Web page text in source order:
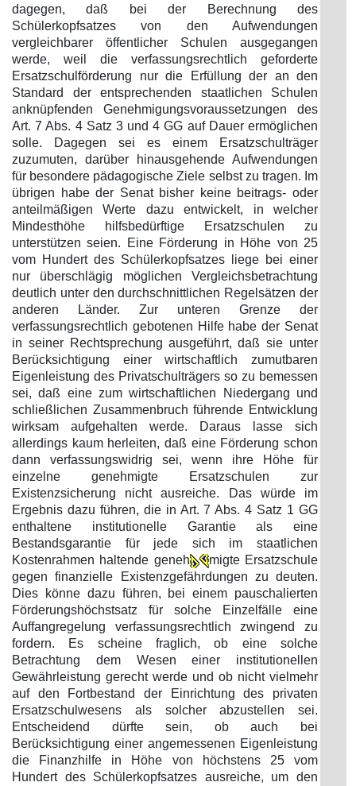
dagegen, daß bei der Berechnung des
Schülerkopfsatzes von den Aufwendungen
vergleichbarer öffentlicher Schulen ausgegangen
werde, weil die verfassungsrechtlich geforderte
Ersatzschulförderung nur die Erfüllung der an den
Standard der entsprechenden staatlichen Schulen
anknüpfenden Genehmigungsvoraussetzungen des
Art. 7 Abs. 4 Satz 3 und 4 GG auf Dauer ermöglichen
solle. Dagegen sei es einem Ersatzschulträger
zuzumuten, darüber hinausgehende Aufwendungen
für besondere pädagogische Ziele selbst zu tragen. Im
übrigen habe der Senat bisher keine beitrags- oder
anteilmäßigen Werte dazu entwickelt, in welcher
Mindesthöhe hilfsbedürftige Ersatzschulen zu
unterstützen seien. Eine Förderung in Höhe von 25
vom Hundert des Schülerkopfsatzes liege bei einer
nur überschlägig möglichen Vergleichsbetrachtung
deutlich unter den durchschnittlichen Regelsätzen der
anderen Länder. Zur unteren Grenze der
verfassungsrechtlich gebotenen Hilfe habe der Senat
in seiner Rechtsprechung ausgeführt, daß sie unter
Berücksichtigung einer wirtschaftlich zumutbaren
Eigenleistung des Privatschulträgers so zu bemessen
sei, daß eine zum wirtschaftlichen Niedergang und
schließlichen Zusammenbruch führende Entwicklung
wirksam aufgehalten werde. Daraus lasse sich
allerdings kaum herleiten, daß eine Förderung schon
dann verfassungswidrig sei, wenn ihre Höhe für
einzelne genehmigte Ersatzschulen zur
Existenzsicherung nicht ausreiche. Das würde im
Ergebnis dazu führen, die in Art. 7 Abs. 4 Satz 1 GG
enthaltene institutionelle Garantie als eine
Bestandsgarantie für jede sich im staatlichen
Kostenrahmen haltende geneh
migte Ersatzschule
gegen finanzielle Existenzgefährdungen zu deuten.
Dies könne dazu führen, bei einem pauschalierten
Förderungshöchstsatz für solche Einzelfälle eine
Auffangregelung verfassungsrechtlich zwingend zu
fordern. Es scheine fraglich, ob eine solche
Betrachtung dem Wesen einer institutionellen
Gewährleistung gerecht werde und ob nicht vielmehr
auf den Fortbestand der Einrichtung des privaten
Ersatzschulwesens als solcher abzustellen sei.
Entscheidend dürfte sein, ob auch bei
Berücksichtigung einer angemessenen Eigenleistung
die Finanzhilfe in Höhe von höchstens 25 vom
Hundert des Schülerkopfsatzes ausreiche, um den